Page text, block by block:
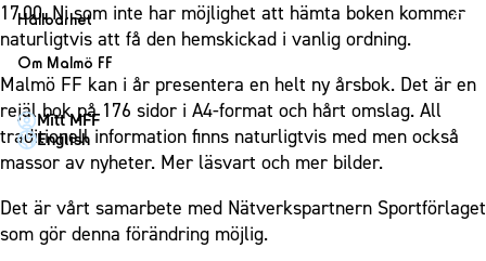
Fotbollsnätverket
P19
F19
P17
F17
Partner dam
Matchdag på Eleda Stadion
MFF-museet & rundvandringar
1910 Event
Fest & Event
Konferens
Möte
Mässa
Julshow
Inspiration
Hållbarhet
Hållbarhet
Himmelsblå framtid – en match för miljön
MFF i samhället
Laget för alla
Himmelsblå Tillsammans
Om Malmö FF
Om Malmö FF
Kontakt
Press och media
Historik – herrlaget
Historik – damlaget
Mitt MFF
English
17.00. Ni som inte har möjlighet att hämta boken kommer
naturligtvis att få den hemskickad i vanlig ordning.
Malmö FF kan i år presentera en helt ny årsbok. Det är en
rejäl bok på 176 sidor i A4-format och hårt omslag. All
traditionell information finns naturligtvis med men också
massor av nyheter. Mer läsvart och mer bilder.
Det är vårt samarbete med Nätverkspartnern Sportförlaget
som gör denna förändring möjlig.